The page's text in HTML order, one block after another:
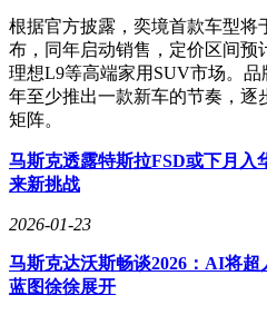
根据官方披露，奕境首款车型将
布，同年启动销售，定价区间预
理想L9等高端家用SUV市场。
年至少推出一款新车的节奏，逐
矩阵。
马斯克透露特斯拉FSD或下月入
来新挑战
2026-01-23
马斯克达沃斯畅谈2026：AI将
蓝图徐徐展开